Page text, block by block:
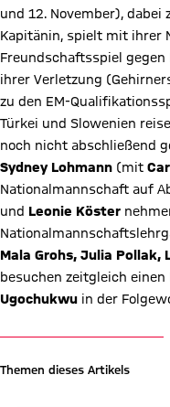
und 12. November), dabei
Kapitänin, spielt mit ihrer
Freundschaftsspiel gegen
ihrer Verletzung
zu den EM-
Türkei und Slowenien
noch nicht abschließend
Sydney Lohmann (mit
Nationalmannschaft auf
und Leonie Köster
Mala Grohs, Julia Pollak,
besuchen zeitgleich einen
Ugochukwu in der
Themen dieses Artikels